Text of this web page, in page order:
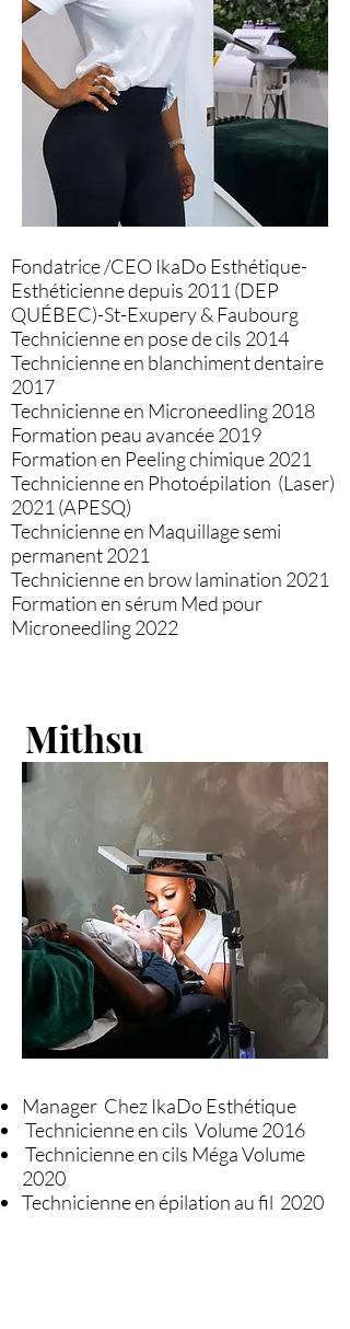
Fondatrice /CEO IkaDo Esthétique-
Esthéticienne depuis 2011 (DEP
QUÉBEC)-St-Exupery & Faubourg
Technicienne en pose de cils 2014
Technicienne en blanchiment dentaire
2017
Technicienne en Microneedling 2018
Formation peau avancée 2019
Formation en Peeling chimique 2021
Technicienne en Photoépilation (Laser)
2021 (APESQ)
Technicienne en Maquillage semi
permanent 2021
Technicienne en brow lamination 2021​
Formation en sérum Med pour
Microneedling 2022
Mithsu
Manager Chez IkaDo Esthétique
Technicienne en cils Volume 2016
Technicienne en cils Méga Volume
2020
Technicienne en épilation au fil 2020